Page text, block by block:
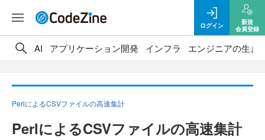
ログイン
新規
会員登録
AI アプリケーション開発 インフラ エンジニアの生き
PerlによるCSVファイルの高速集計
PerlによるCSVファイルの高速集計